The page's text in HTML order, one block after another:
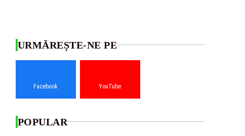
URMĂREȘTE-NE PE
Facebook YouTube
POPULAR